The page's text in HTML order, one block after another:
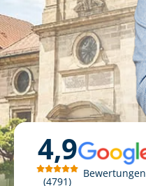
4,9
4791
Bewertungen